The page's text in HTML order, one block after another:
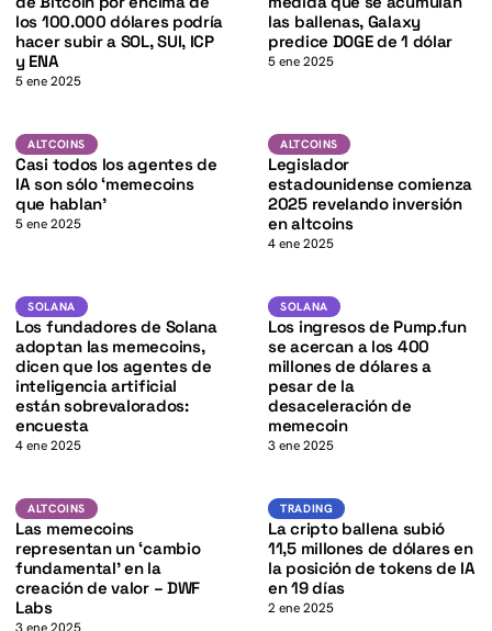
los 100.000 dólares podría
hacer subir a SOL, SUI, ICP
y ENA
5 ene 2025
las ballenas, Galaxy
predice DOGE de 1 dólar
5 ene 2025
Altcoins
K
ALTCOINS
Casi todos los agentes de
IA son sólo ‘memecoins
que hablan’
5 ene 2025
Altcoins
ALTCOINS
Legislador
estadounidense comienza
2025 revelando inversión
en altcoins
4 ene 2025
SOLANASOL
K
SOLANA
Los fundadores de Solana
adoptan las memecoins,
dicen que los agentes de
inteligencia artificial
están sobrevalorados:
encuesta
4 ene 2025
Solana
SOLANA
Los ingresos de Pump.fun
se acercan a los 400
millones de dólares a
pesar de la
desaceleración de
memecoin
3 ene 2025
Altcoins
K
ALTCOINS
Las memecoins
representan un ‘cambio
fundamental’ en la
creación de valor – DWF
Labs
Trading
TRADING
La cripto ballena subió
11,5 millones de dólares en
la posición de tokens de IA
en 19 días
2 ene 2025